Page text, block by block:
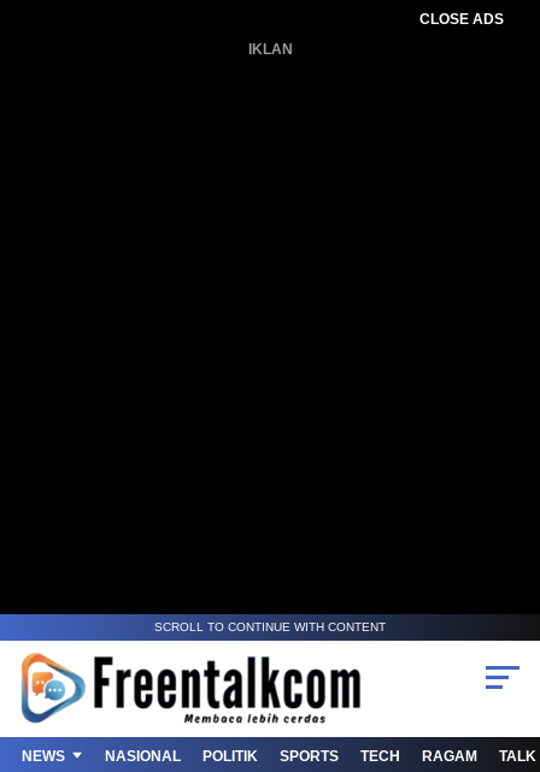
CLOSE ADS
IKLAN
SCROLL TO CONTINUE WITH CONTENT
NEWS NASIONAL POLITIK SPORTS TECH RAGAM TALK